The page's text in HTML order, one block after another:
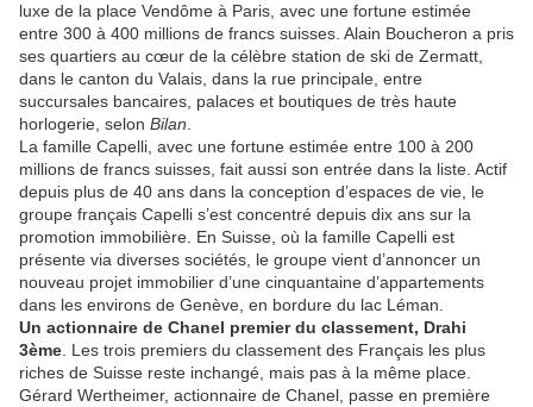
luxe de la place Vendôme à Paris, avec une fortune estimée
entre 300 à 400 millions de francs suisses. Alain Boucheron a pris
ses quartiers au cœur de la célèbre station de ski de Zermatt,
dans le canton du Valais, dans la rue principale, entre
succursales bancaires, palaces et boutiques de très haute
horlogerie, selon Bilan
La famille Capelli, avec une fortune estimée entre 100 à 200
millions de francs suisses, fait aussi son entrée dans la liste. Actif
depuis plus de 40 ans dans la conception d’espaces de vie, le
groupe français Capelli s’est concentré depuis dix ans sur la
promotion immobilière. En Suisse, où la famille Capelli est
présente via diverses sociétés, le groupe vient d’annoncer un
nouveau projet immobilier d’une cinquantaine d’appartements
dans les environs de Genève, en bordure du lac Léman.
Un actionnaire de Chanel premier du classement, Drahi
3ème . Les trois premiers du classement des Français les plus
riches de Suisse reste inchangé, mais pas à la même place.
Gérard Wertheimer, actionnaire de Chanel, passe en première